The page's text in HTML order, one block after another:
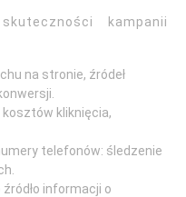
kampanii
na stronie, źródeł
kosztów kliknięcia,
telefonów: śledzenie
informacji o